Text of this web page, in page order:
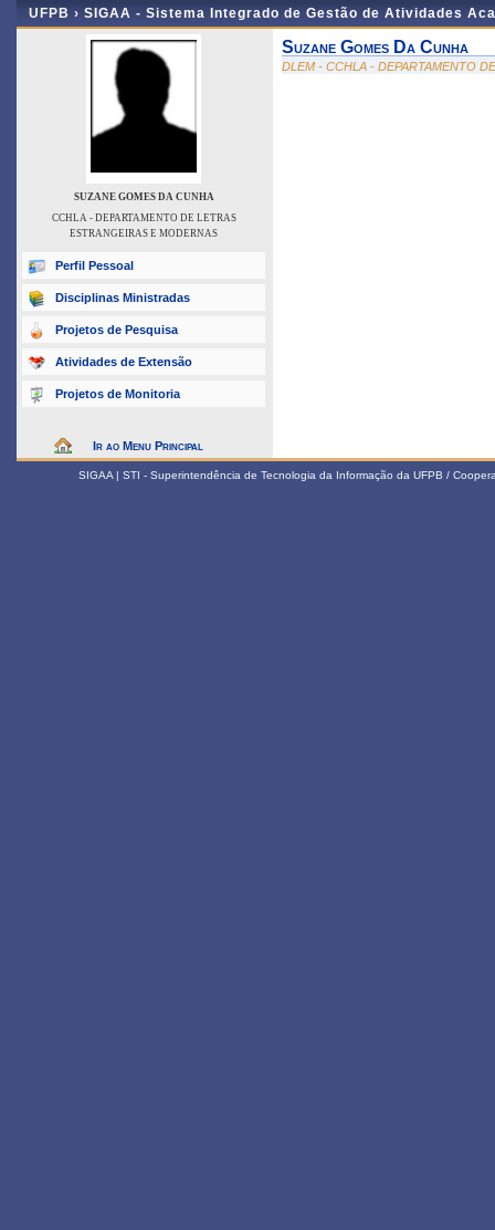
UFPB › SIGAA - Sistema Integrado de Gestão de Atividades
SUZANE GOMES DA CUNHA
CCHLA - DEPARTAMENTO DE LETRAS
ESTRANGEIRAS E MODERNAS
Perfil Pessoal
Disciplinas Ministradas
Projetos de Pesquisa
Atividades de Extensão
Projetos de Monitoria
Ir ao Menu Principal
Suzane Gomes Da Cunha
DLEM - CCHLA - DEPARTAMENTO
SIGAA | STI - Superintendência de Tecnologia da Informação da UFPB /